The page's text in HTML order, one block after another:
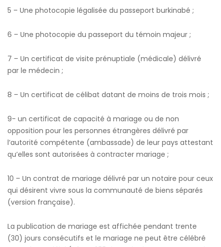
5 – Une photocopie légalisée du passeport burkinabé ;
6 – Une photocopie du passeport du témoin majeur ;
7 – Un certificat de visite prénuptiale (médicale) délivré
par le médecin ;
8 – Un certificat de célibat datant de moins de trois mois ;
9- un certificat de capacité à mariage ou de non
opposition pour les personnes étrangères délivré par
l’autorité compétente (ambassade) de leur pays attestant
qu’elles sont autorisées à contracter mariage ;
10 – Un contrat de mariage délivré par un notaire pour ceux
qui désirent vivre sous la communauté de biens séparés
(version française).
La publication de mariage est affichée pendant trente
(30) jours consécutifs et le mariage ne peut être célébré